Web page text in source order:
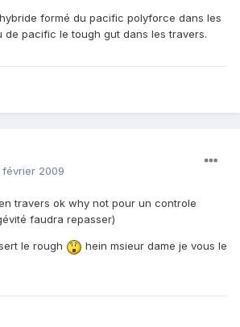
formé du pacific polyforce dans les
de pacific le tough gut dans les travers.
février 2009
travers ok why not pour un controle
faudra repasser)
le rough
hein msieur dame je vous le